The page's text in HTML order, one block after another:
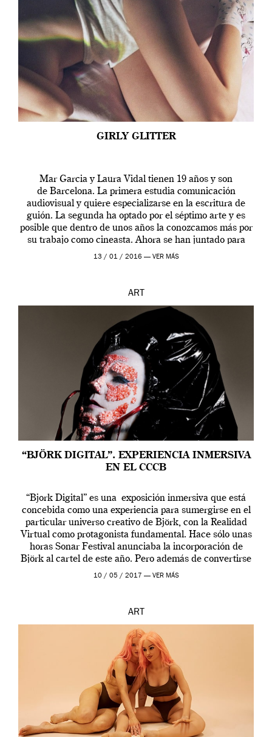
GIRLY GLITTER
Mar Garcia y Laura Vidal tienen 19 años y son
de Barcelona. La primera estudia comunicación
audiovisual y quiere especializarse en la escritura de
guión. La segunda ha optado por el séptimo arte y es
posible que dentro de unos años la conozcamos más por
su trabajo como cineasta. Ahora se han juntado para
contarnos una […]
13 / 01 / 2016 — VER MÁS
ART
“BJÖRK DIGITAL”. EXPERIENCIA INMERSIVA
EN EL CCCB
“Bjork Digital” es una exposición inmersiva que está
concebida como una experiencia para sumergirse en el
particular universo creativo de Björk, con la Realidad
Virtual como protagonista fundamental. Hace sólo unas
horas Sonar Festival anunciaba la incorporación de
Björk al cartel de este año. Pero además de convertirse
en una de las actuaciones más relevantes […]
10 / 05 / 2017 — VER MÁS
ART